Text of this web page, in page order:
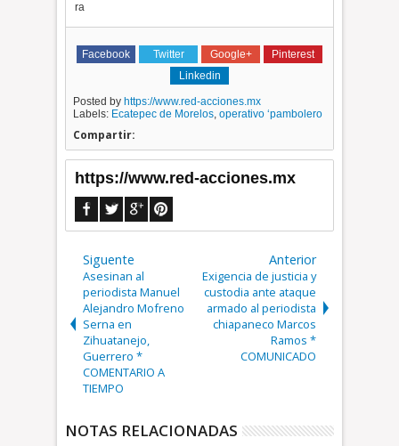
ra
Facebook Twitter Google+
Pinterest
Linkedin
Posted by https://www.red-acciones.mx
Labels: Ecatepec de Morelos,operativo ‘pambolero
Compartir:
https://www.red-acciones.mx
Siguente
Asesinan al
periodista Manuel
Alejandro Mofreno
Serna en
Zihuatanejo,
Guerrero *
COMENTARIO A
TIEMPO
Anterior
Exigencia de justicia y
custodia ante ataque
armado al periodista
chiapaneco Marcos
Ramos *
COMUNICADO
NOTAS RELACIONADAS